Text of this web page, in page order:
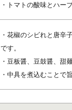
・トマトの酸味とハー
・花椒のシビれと唐辛
です。
・豆板醤、豆鼓醤、甜
・中具を煮込むことで